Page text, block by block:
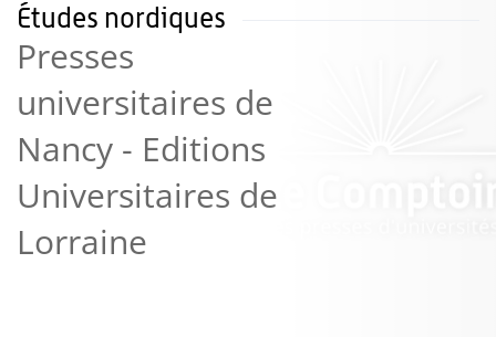
Études nordiques
Presses
universitaires de
Nancy - Editions
Universitaires de
Lorraine